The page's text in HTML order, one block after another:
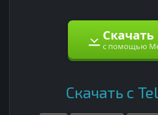
Скачать
с помощью
Скачать с